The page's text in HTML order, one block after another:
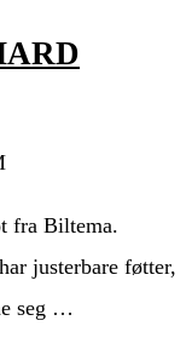
fra Biltema.
justerbare føtter,
seg …